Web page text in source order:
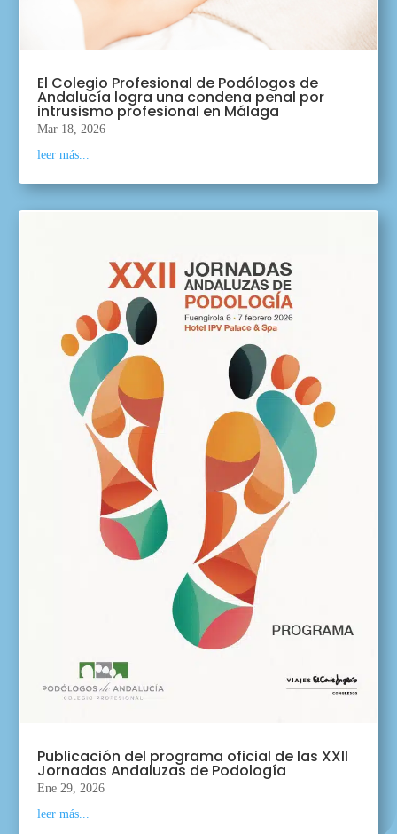
El Colegio Profesional de Podólogos de
Andalucía logra una condena penal por
intrusismo profesional en Málaga
Mar 18, 2026
leer más...
Publicación del programa oficial de las XXII
Jornadas Andaluzas de Podología
Ene 29, 2026
leer más...